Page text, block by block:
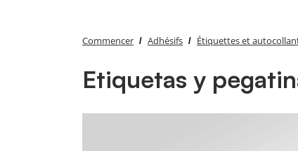
Commencer Adhésifs Étiquettes et
Etiquetas y